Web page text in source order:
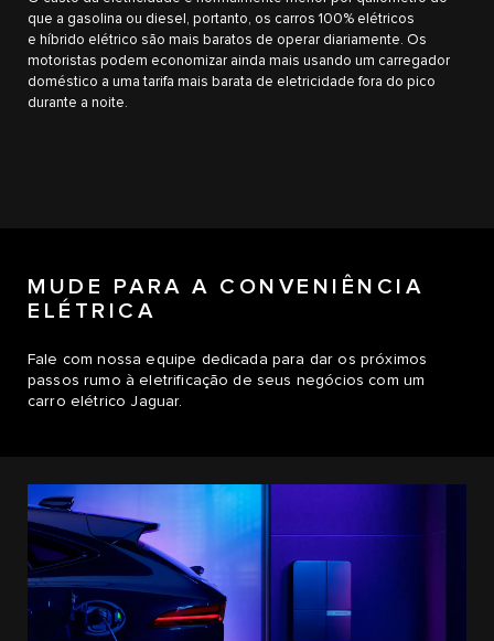
que a gasolina ou diesel, portanto, os carros 100% elétricos
e híbrido elétrico são mais baratos de operar diariamente. Os
motoristas podem economizar ainda mais usando um carregador
doméstico a uma tarifa mais barata de eletricidade fora do pico
durante a noite.
MUDE PARA A CONVENIÊNCIA
ELÉTRICA
Fale com nossa equipe dedicada para dar os próximos
passos rumo à eletrificação de seus negócios com um
carro elétrico Jaguar.